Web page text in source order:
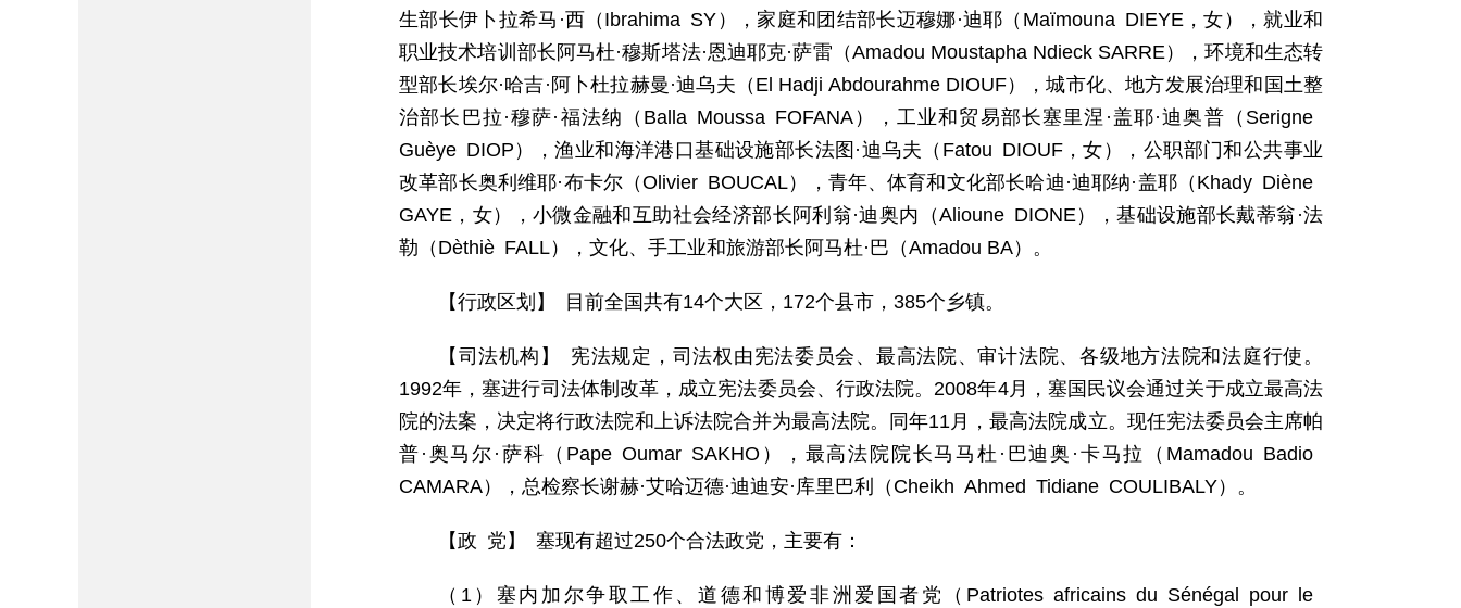
生部长伊卜拉希马·西（Ibrahima SY），家庭和团结部长迈穆娜·迪耶（Maïmouna DIEYE，女），就业和
职业技术培训部长阿马杜·穆斯塔法·恩迪耶克·萨雷（Amadou Moustapha Ndieck SARRE），环境和生态转
型部长埃尔·哈吉·阿卜杜拉赫曼·迪乌夫（El Hadji Abdourahme DIOUF），城市化、地方发展治理和国土整
治部长巴拉·穆萨·福法纳（Balla Moussa FOFANA），工业和贸易部长塞里涅·盖耶·迪奥普（Serigne
Guèye DIOP），渔业和海洋港口基础设施部长法图·迪乌夫（Fatou DIOUF，女），公职部门和公共事业
改革部长奥利维耶·布卡尔（Olivier BOUCAL），青年、体育和文化部长哈迪·迪耶纳·盖耶（Khady Diène
GAYE，女），小微金融和互助社会经济部长阿利翁·迪奥内（Alioune DIONE），基础设施部长戴蒂翁·法
勒（Dèthiè FALL），文化、手工业和旅游部长阿马杜·巴（Amadou BA）。
【行政区划】 目前全国共有14个大区，172个县市，385个乡镇。
【司法机构】 宪法规定，司法权由宪法委员会、最高法院、审计法院、各级地方法院和法庭行使。
1992年，塞进行司法体制改革，成立宪法委员会、行政法院。2008年4月，塞国民议会通过关于成立最高法
院的法案，决定将行政法院和上诉法院合并为最高法院。同年11月，最高法院成立。现任宪法委员会主席帕
普·奥马尔·萨科（Pape Oumar SAKHO），最高法院院长马马杜·巴迪奥·卡马拉（Mamadou Badio
CAMARA），总检察长谢赫·艾哈迈德·迪迪安·库里巴利（Cheikh Ahmed Tidiane COULIBALY）。
【政 党】 塞现有超过250个合法政党，主要有：
（1）塞内加尔争取工作、道德和博爱非洲爱国者党（Patriotes africains du Sénégal pour le